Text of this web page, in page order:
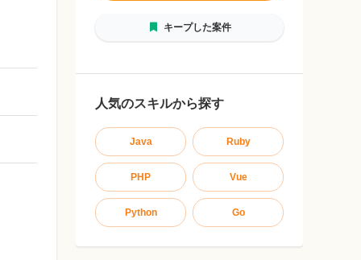
キープした案件
人気のスキルから探す
Java Ruby
PHP Vue
Python Go